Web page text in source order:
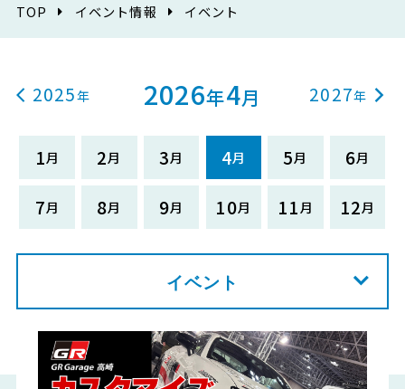
TOP イベント情報 イベント
2025 2026年4月
1 2 3 4 5
6
7
8 9 10 11 12
2027
イベント